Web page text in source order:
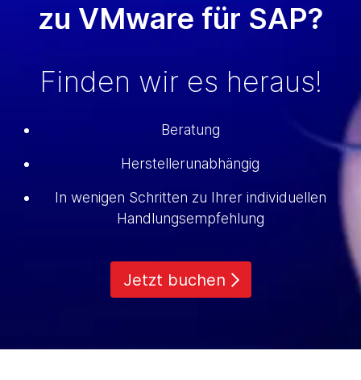
zu VMware für SAP?
Finden wir es heraus!
Beratung
Herstellerunabhängig
In wenigen Schritten zu Ihrer individuellen
Handlungsempfehlung
Jetzt buchen